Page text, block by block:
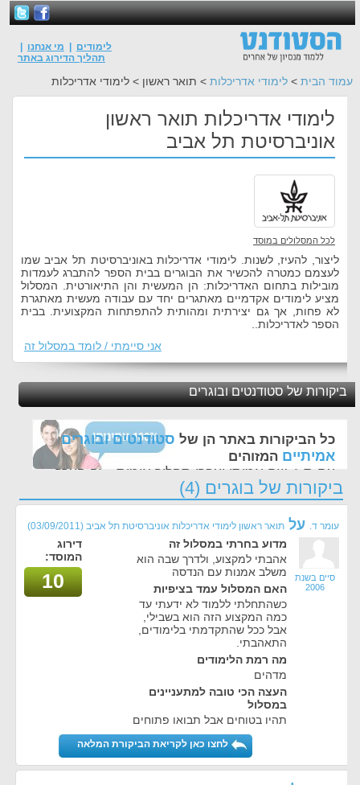
לימודים מי אנחנו
תהליך הדירוג באתר
עמוד הבית > לימודי אדריכלות > תואר ראשון > לימודי אדריכלות
לימודי אדריכלות תואר ראשון
אוניברסיטת תל אביב
לכל המסלולים במוסד
ליצור, להעיז, לשנות. לימודי אדריכלות באוניברסיטת תל אביב שמו
לעצמם כמטרה להכשיר את הבוגרים בבית הספר להתברג לעמדות
מובילות בתחום האדריכלות: הן המעשית והן התיאורטית. המסלול
מציע לימודים אקדמיים מאתגרים יחד עם עבודה מעשית מאתגרת
לא פחות, אך גם יצירתית ומהותית להתפתחות המקצועית. בבית
הספר לאדריכלות..
אני סיימתי / לומד במסלול זה
ביקורות של סטודנטים ובוגרים
כל הביקורות באתר הן של סטודנטים ובוגרים
אמיתיים המזוהים
עם ת.ז, שם אמיתי ועברו תהליך אימות - זה הערך
החשוב לנו ביותר באתר
ביקורות של בוגרים (4)
עומר ד. על תואר ראשון לימודי אדריכלות אוניברסיטת תל אביב (03/09/2011)
סיים בשנת
2006
מדוע בחרתי במסלול זה
אהבתי למקצוע, ולדרך שבה הוא
משלב אמנות עם הנדסה
האם המסלול עמד בציפיות
כשהתחלתי ללמוד לא ידעתי עד
כמה המקצוע הזה הוא בשבילי,
אבל ככל שהתקדמתי בלימודים,
התאהבתי.
מה רמת הלימודים
מדהים
העצה הכי טובה למתעניינים
במסלול
תהיו בטוחים אבל תבואו פתוחים
דירוג
המוסד:
10
לחצו כאן לקריאת הביקורת המלאה